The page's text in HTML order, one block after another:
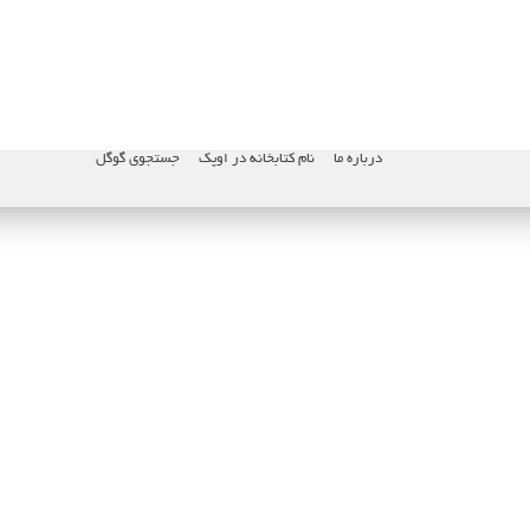
درباره ما نام کتابخانه در اوپک جستجوی گوگل